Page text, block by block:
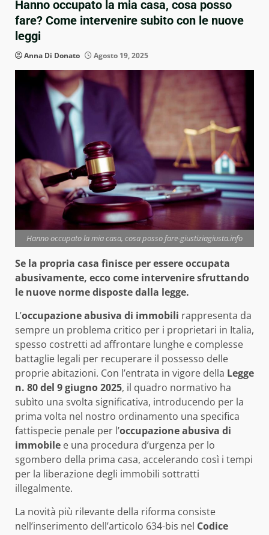
Hanno occupato la mia casa, cosa posso
fare? Come intervenire subito con le nuove
leggi
Anna Di Donato Agosto 19, 2025
Hanno occupato la mia casa, cosa posso fare-giustiziagiusta.info
Se la propria casa finisce per essere occupata
abusivamente, ecco come intervenire sfruttando
le nuove norme disposte dalla legge.
L’occupazione abusiva di immobili rappresenta da
sempre un problema critico per i proprietari in Italia,
spesso costretti ad affrontare lunghe e complesse
battaglie legali per recuperare il possesso delle
proprie abitazioni. Con l’entrata in vigore della Legge
n. 80 del 9 giugno 2025, il quadro normativo ha
subìto una svolta significativa, introducendo per la
prima volta nel nostro ordinamento una specifica
fattispecie penale per l’occupazione abusiva di
immobile e una procedura d’urgenza per lo
sgombero della prima casa, accelerando così i tempi
per la liberazione degli immobili sottratti
illegalmente.
La novità più rilevante della riforma consiste
nell’inserimento dell’articolo 634-bis nel Codice